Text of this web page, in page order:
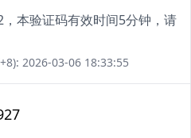
，本验证码有效时间5分钟，请
2026-03-06 18:33:55